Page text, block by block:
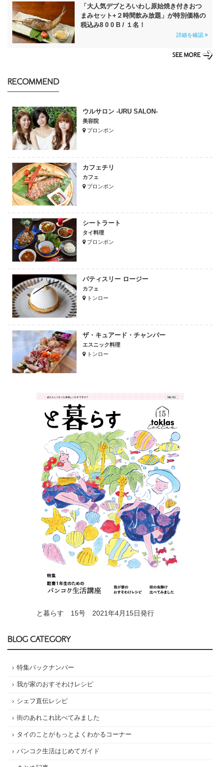
「大人気デブとろいわし原始焼き付きおつ
まみセット+２時間飲み放題」が特別価格の
税込み8 0 0 B / １名！
詳細を確認
SEE MORE
RECOMMEND
ウルサロン -URU SALON-
美容院
プロンポン
カフェチリ
カフェ
プロンポン
シートラート
タイ料理
プロンポン
パティスリー ロージー
カフェ
トンロー
ザ・キュアード・チャンバー
エスニック料理
トンロー
と暮らす 15号 2021年4月15日発行
BLOG CATEGORY
特集バックナンバー
我が家のおすそわけレシピ
シェフ直伝レシピ
街のあれこれ比べてみました
タイのことがもっとよくわかるコーナー
バンコク生活はじめてガイド